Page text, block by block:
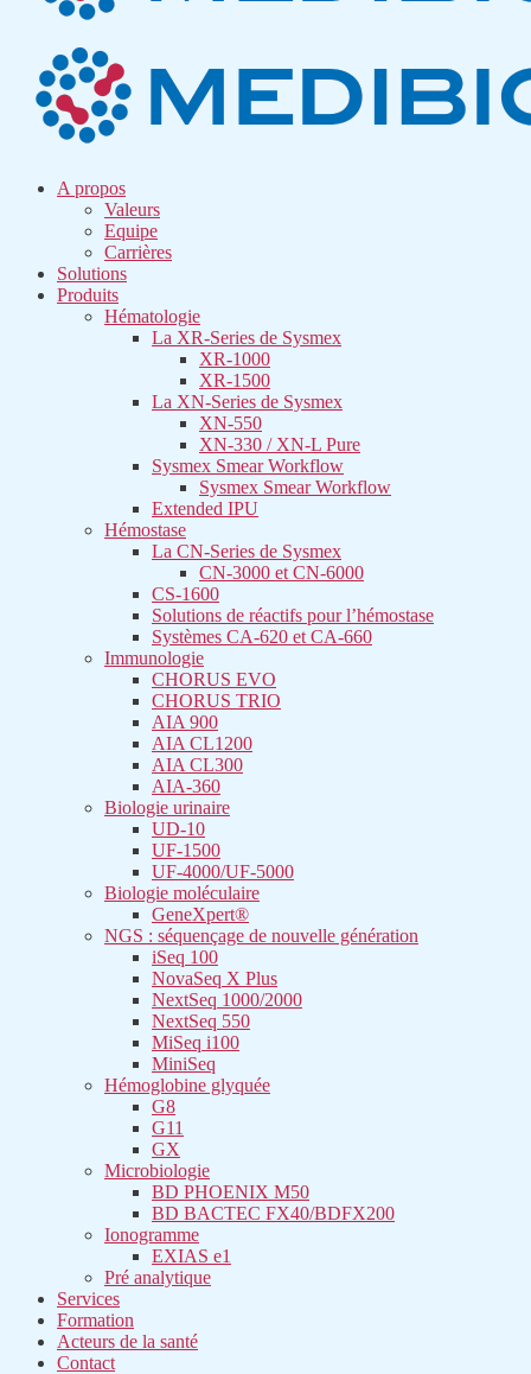
A propos
Valeurs
Equipe
Carrières
Solutions
Produits
Hématologie
La XR-Series de Sysmex​
XR-1000
XR-1500
La XN-Series de Sysmex​
XN-550
XN-330 / XN-L Pure
Sysmex Smear Workflow
Sysmex Smear Workflow
Extended IPU
Hémostase
La CN-Series de Sysmex​
CN-3000 et CN-6000
CS-1600
Solutions de réactifs pour l’hémostase
Systèmes CA-620 et CA-660
Immunologie
CHORUS EVO
CHORUS TRIO
AIA 900
AIA CL1200
AIA CL300
AIA-360
Biologie urinaire
UD-10
UF-1500
UF-4000/UF-5000
Biologie moléculaire
GeneXpert®
NGS : séquençage de nouvelle génération
iSeq 100
NovaSeq X Plus
NextSeq 1000/2000
NextSeq 550
MiSeq i100
MiniSeq
Hémoglobine glyquée
G8
G11
GX
Microbiologie
BD PHOENIX M50
BD BACTEC FX40/BDFX200
Ionogramme
EXIAS e1
Pré analytique
Services
Formation
Acteurs de la santé
Contact